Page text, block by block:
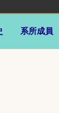
系所成員